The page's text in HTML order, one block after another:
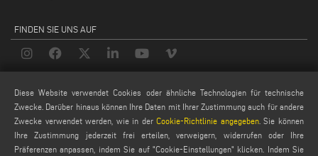
FINDEN SIE UNS AUF
LEGALE
PRIVACY POLICY
LEGAL NOTES
COOKIE POLICY
Diese Website verwendet Cookies oder ähnliche Technologien für technische
Zwecke. Darüber hinaus können Ihre Daten mit Ihrer Zustimmung auch für andere
Zwecke verwendet werden, wie in derCookie-Richtlinie angegeben. Sie können
Ihre Zustimmung jederzeit frei erteilen, verweigern, widerrufen oder Ihre
Präferenzen anpassen, indem Sie auf "Cookie-Einstellungen" klicken. Indem Sie